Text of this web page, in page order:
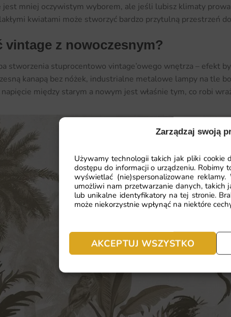
Zarządzaj swoją
Używamy technologii takich jak pliki cookie
dostępu do informacji o urządzeniu. Robimy
wyświetlać (nie)spersonalizowane
umożliwi nam przetwarzanie danych, takich
lub unikalne identyfikatory na tej stronie.
może niekorzystnie wpłynąć na niektóre
AKCEPTUJ WSZYSTKO
jest mniej oczywistym wyborem, ale jeśli lubisz klimaty
kwiatami może stworzyć bardzo przytulną przestrzeń
vintage z nowoczesnym?
stworzenia stuprocentowo vintage’owego wnętrza – efekt
kanapą bez nóżek, industrialne metalowe lampy na tle
między starym a nowym jest właśnie tym, co robi